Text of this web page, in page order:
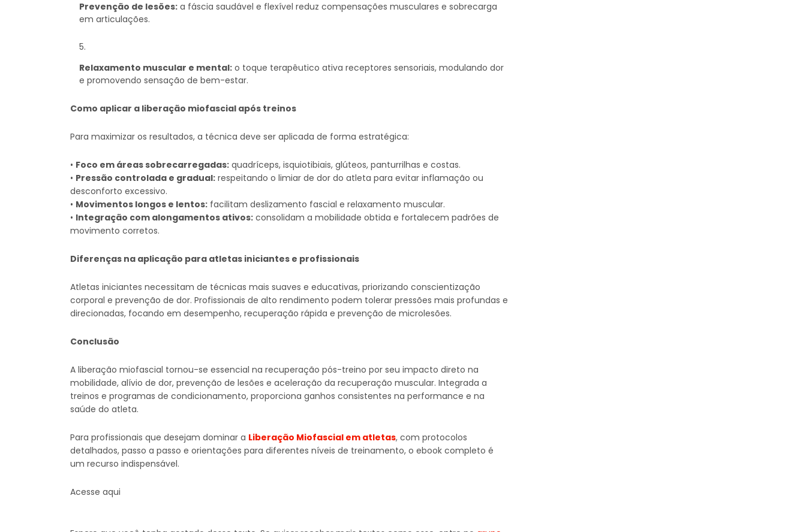
Prevenção de lesões: a fáscia saudável e flexível reduz compensações musculares e sobrecarga
em articulações.
Relaxamento muscular e mental: o toque terapêutico ativa receptores sensoriais, modulando dor
e promovendo sensação de bem-estar.
Como aplicar a liberação miofascial após treinos
Para maximizar os resultados, a técnica deve ser aplicada de forma estratégica:
• Foco em áreas sobrecarregadas: quadríceps, isquiotibiais, glúteos, panturrilhas e costas.
• Pressão controlada e gradual: respeitando o limiar de dor do atleta para evitar inflamação ou
desconforto excessivo.
• Movimentos longos e lentos: facilitam deslizamento fascial e relaxamento muscular.
• Integração com alongamentos ativos: consolidam a mobilidade obtida e fortalecem padrões de
movimento corretos.
Diferenças na aplicação para atletas iniciantes e profissionais
Atletas iniciantes necessitam de técnicas mais suaves e educativas, priorizando conscientização
corporal e prevenção de dor. Profissionais de alto rendimento podem tolerar pressões mais profundas e
direcionadas, focando em desempenho, recuperação rápida e prevenção de microlesões.
Conclusão
A liberação miofascial tornou-se essencial na recuperação pós-treino por seu impacto direto na
mobilidade, alívio de dor, prevenção de lesões e aceleração da recuperação muscular. Integrada a
treinos e programas de condicionamento, proporciona ganhos consistentes na performance e na
saúde do atleta.
Para profissionais que desejam dominar a Liberação Miofascial em atletas, com protocolos
detalhados, passo a passo e orientações para diferentes níveis de treinamento, o ebook completo é
um recurso indispensável.
Acesse aqui